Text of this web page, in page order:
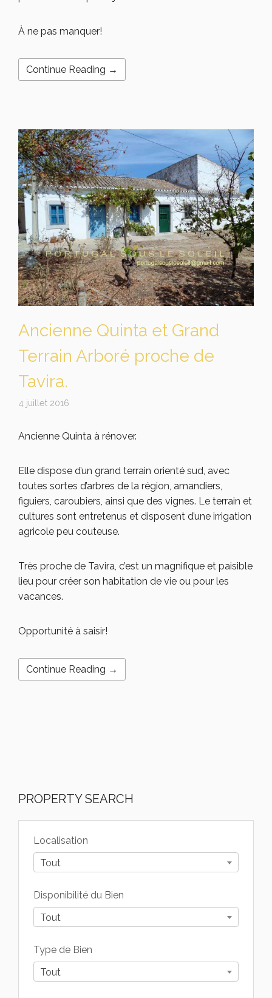
À ne pas manquer!
Continue Reading →
Ancienne Quinta et Grand
Terrain Arboré proche de
Tavira.
4 juillet 2016
Ancienne Quinta à rénover.
Elle dispose d’un grand terrain orienté sud, avec
toutes sortes d’arbres de la région, amandiers,
figuiers, caroubiers, ainsi que des vignes. Le terrain et
cultures sont entretenus et disposent d’une irrigation
agricole peu couteuse.
Très proche de Tavira, c’est un magnifique et paisible
lieu pour créer son habitation de vie ou pour les
vacances.
Opportunité à saisir!
Continue Reading →
PROPERTY SEARCH
Localisation
Tout
Disponibilité du Bien
Tout
Type de Bien
Tout